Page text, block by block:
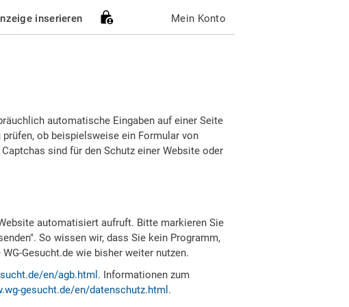
inserieren Mein Konto
automatische Eingaben auf einer Seite
ob beispielsweise ein Formular von
sind für den Schutz einer Website oder
automatisiert aufruft. Bitte markieren Sie
So wissen wir, dass Sie kein Programm,
Gesucht.de wie bisher weiter nutzen.
en/agb.html . Informationen zum
gesucht.de/en/datenschutz.html .